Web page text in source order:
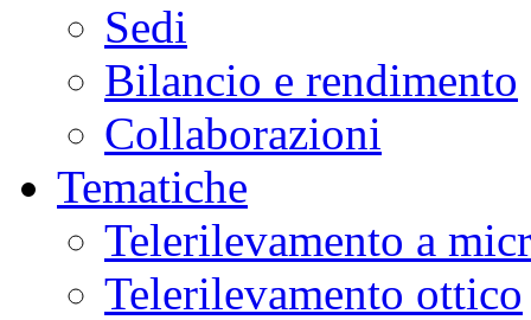
Sedi
Bilancio e rendimento
Collaborazioni
Tematiche
Telerilevamento a
Telerilevamento ottico